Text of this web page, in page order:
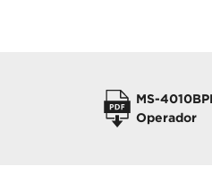
MS-
Operador